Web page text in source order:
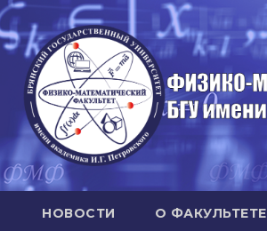
Перейти
к
содержимому
НОВОСТИ О ФАКУЛЬТЕТЕ